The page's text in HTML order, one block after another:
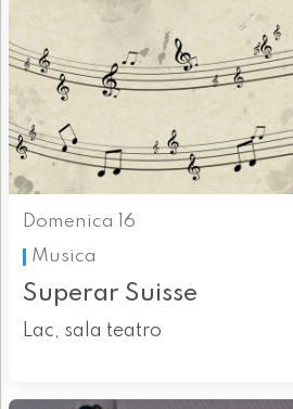
Domenica 16
Musica
Superar Suisse
Lac, sala teatro